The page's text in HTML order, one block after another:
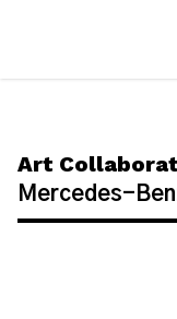
Art
Mercedes-